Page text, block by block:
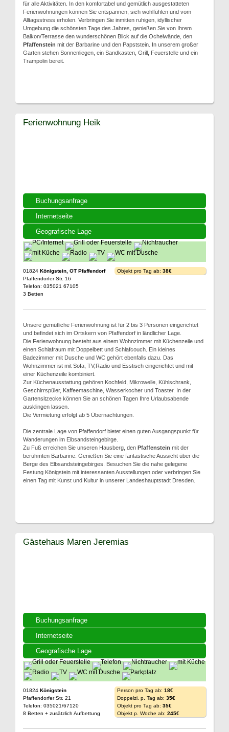
für alle Aktivitäten. In den komfortabel und gemütlich ausgestatteten
Ferienwohnungen können Sie entspannen, sich wohlfühlen und vom
Alltagsstress erholen. Verbringen Sie inmitten ruhigen, idyllischer
Umgebung die schönsten Tage des Jahres, genießen Sie von Ihrem
Balkon/Terrasse den wunderschönen Blick auf die Ochelwände, den
Pfaffenstein mit der Barbarine und den Papststein. In unserem großer
Garten stehen Sonnenliegen, ein Sandkasten, Grill, Feuerstelle und ein
Trampolin bereit.
Buchungsanfrage
Internetseite
Geografische Lage
Ferienwohnung Heik
01824 Königstein, OT Pfaffendorf
Pfaffendorfer Str. 16
Telefon: 035021 67105
3 Betten
Objekt pro Tag ab: 38€
Unsere gemütliche Ferienwohnung ist für 2 bis 3 Personen eingerichtet
und befindet sich im Ortskern von Pfaffendorf in ländlicher Lage.
Die Ferienwohnung besteht aus einem Wohnzimmer mit Küchenzeile und
einen Schlafraum mit Doppelbett und Schlafcouch. Ein kleines
Badezimmer mit Dusche und WC gehört ebenfalls dazu. Das
Wohnzimmer ist mit Sofa, TV,Radio und Esstisch eingerichtet und mit
einer Küchenzeile kombiniert.
Zur Küchenausstattung gehören Kochfeld, Mikrowelle, Kühlschrank,
Geschirrspüler, Kaffeemaschine, Wasserkocher und Toaster. In der
Gartensitzecke können Sie an schönen Tagen Ihre Urlaubsabende
ausklingen lassen.
Die Vermietung erfolgt ab 5 Übernachtungen.
Die zentrale Lage von Pfaffendorf bietet einen guten Ausgangspunkt für
Wanderungen im Elbsandsteingebirge.
Zu Fuß erreichen Sie unseren Hausberg, den Pfaffenstein mit der
berühmten Barbarine. Genießen Sie eine fantastische Aussicht über die
Berge des Elbsandsteingebirges. Besuchen Sie die nahe gelegene
Festung Königstein mit interessanten Ausstellungen oder verbringen Sie
einen Tag mit Kunst und Kultur in unserer Landeshauptstadt Dresden.
Buchungsanfrage
Internetseite
Geografische Lage
Gästehaus Maren Jeremias
01824 Königstein
Pfaffendorfer Str. 21
Telefon: 035021/67120
8 Betten + zusätzlich Aufbettung
Person pro Tag ab: 18€
Doppelzi. p. Tag ab: 35€
Objekt pro Tag ab: 35€
Objekt p. Woche ab: 245€